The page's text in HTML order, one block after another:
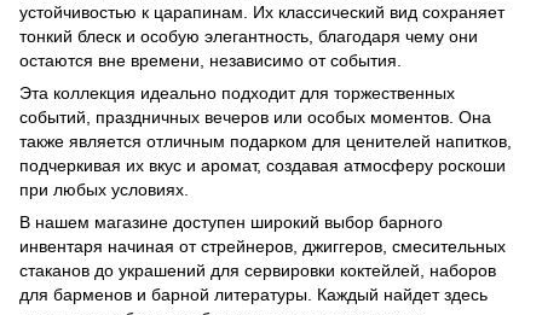
устойчивостью к царапинам. Их классический вид сохраняет
тонкий блеск и особую элегантность, благодаря чему они
остаются вне времени, независимо от события.
Эта коллекция идеально подходит для торжественных
событий, праздничных вечеров или особых моментов. Она
также является отличным подарком для ценителей напитков,
подчеркивая их вкус и аромат, создавая атмосферу роскоши
при любых условиях.
В нашем магазине доступен широкий выбор барного
инвентаря начиная от стрейнеров, джиггеров, смесительных
стаканов до украшений для сервировки коктейлей, наборов
для барменов и барной литературы. Каждый найдет здесь